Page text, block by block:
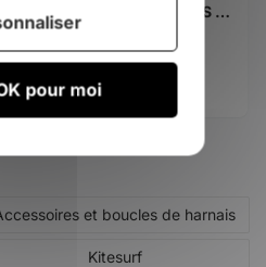
Neilpryde Proton (WS Hook)
359,95 €
et boucles de harnais
Kitesurf
pour moi